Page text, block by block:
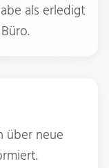
als erledigt
über neue